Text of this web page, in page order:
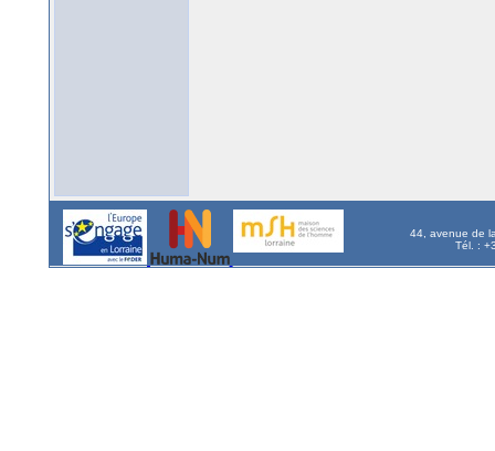
44, avenue de
Tél. :